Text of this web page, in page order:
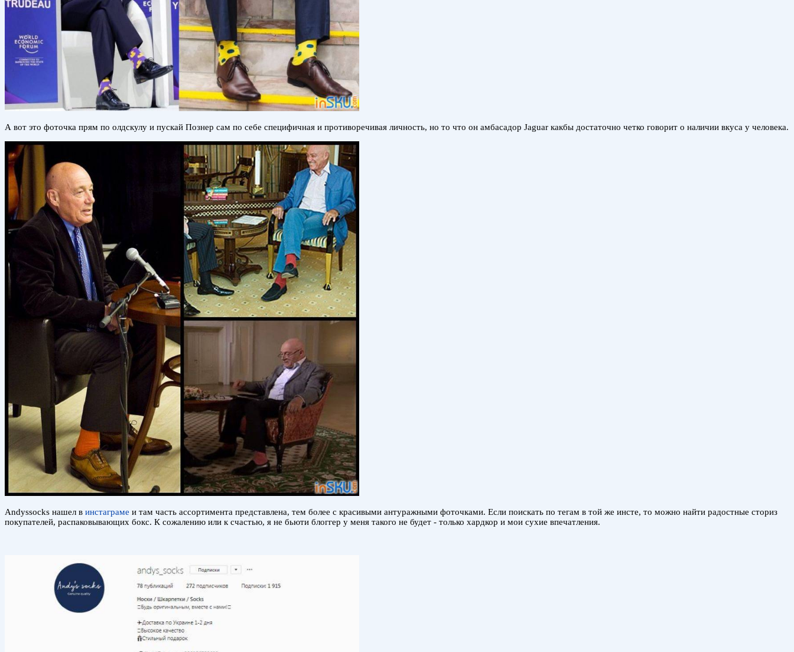
А вот это фоточка прям по олдскулу и пускай Познер сам по себе специфичная и противоречивая личность, но то что он амбасадор Jaguar какбы достаточно четко говорит о наличии вкуса у человека.
Andyssocks нашел в инстаграме и там часть ассортимента представлена, тем более с красивыми антуражными фоточками. Если поискать по тегам в той же инсте, то можно найти радостные сториз
покупателей, распаковывающих бокс. К сожалению или к счастью, я не бьюти блоггер у меня такого не будет - только хардкор и мои сухие впечатления.